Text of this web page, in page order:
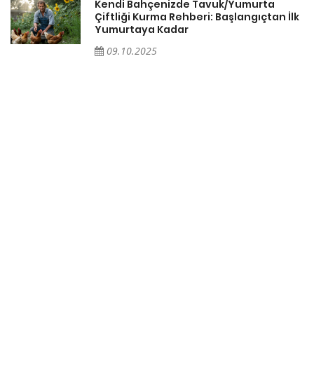
Kendi Bahçenizde Tavuk/Yumurta
Çiftliği Kurma Rehberi: Başlangıçtan İlk
Yumurtaya Kadar
09.10.2025